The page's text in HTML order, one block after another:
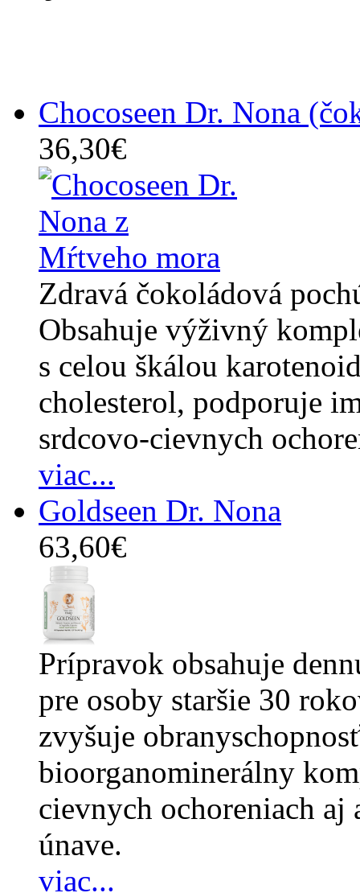
Chocoseen Dr. Nona
36,30€
Zdravá čokoládová
Obsahuje výživný
s celou škálou
cholesterol, podporuje
srdcovo-cievnych
viac...
Goldseen Dr. Nona
63,60€
Prípravok obsahuje
pre osoby staršie 30
zvyšuje
bioorganominerálny
cievnych ochoreniach
únave.
viac...